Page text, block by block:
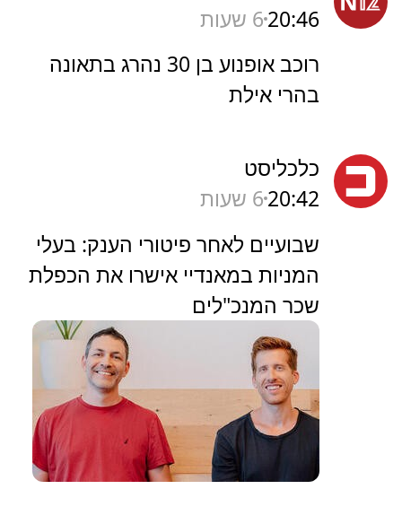
20:466 שעות
רוכב אופנוע בן 30 נהרג בתאונה
בהרי אילת
כלכליסט
20:426 שעות
שבועיים לאחר פיטורי הענק: בעלי
המניות במאנדיי אישרו את הכפלת
שכר המנכ"לים